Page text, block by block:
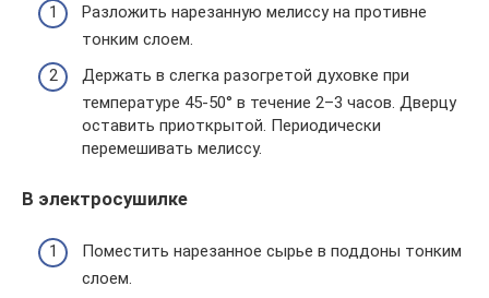
Разложить нарезанную мелиссу на противне
тонким слоем.
Держать в слегка разогретой духовке при
температуре 45-50° в течение 2–3 часов. Дверцу
оставить приоткрытой. Периодически
перемешивать мелиссу.
В электросушилке
Поместить нарезанное сырье в поддоны тонким
слоем.